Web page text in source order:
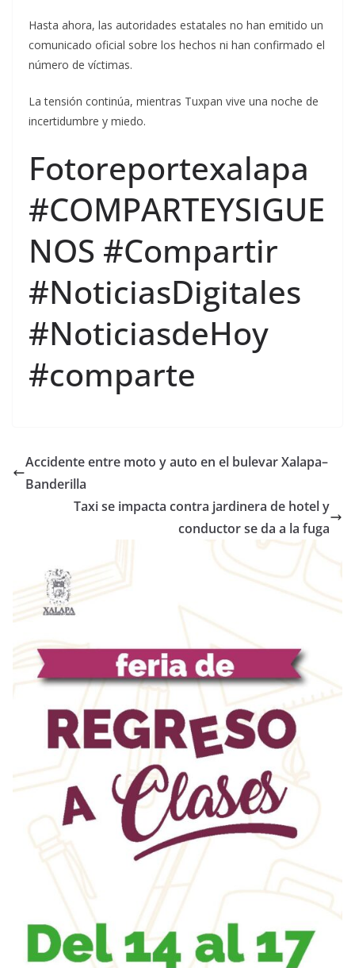
Hasta ahora, las autoridades estatales no han emitido un
comunicado oficial sobre los hechos ni han confirmado el
número de víctimas.
La tensión continúa, mientras Tuxpan vive una noche de
incertidumbre y miedo.
Fotoreportexalapa
#COMPARTEYSIGUE
NOS #Compartir
#NoticiasDigitales
#NoticiasdeHoy
#comparte
Accidente entre moto y auto en el bulevar Xalapa–
Banderilla
Taxi se impacta contra jardinera de hotel y
conductor se da a la fuga